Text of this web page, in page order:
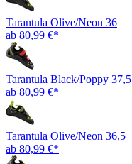
Tarantula Olive/Neon 36
ab 80,99 €*
Tarantula Black/Poppy 37,5
ab 80,99 €*
Tarantula Olive/Neon 36,5
ab 80,99 €*